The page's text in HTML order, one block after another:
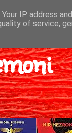
IP address
of service,